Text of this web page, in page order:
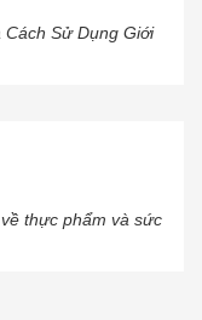
Cách Sử Dụng Giới
thực phẩm và sức